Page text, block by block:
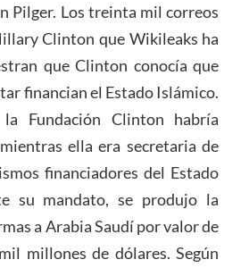
Pilger. Los treinta mil correos
Clinton que Wikileaks ha
que Clinton conocía que
financian el Estado Islámico.
Fundación Clinton habría
ella era secretaria de
financiadores del Estado
su mandato, se produjo la
a Arabia Saudí por valor de
millones de dólares. Según